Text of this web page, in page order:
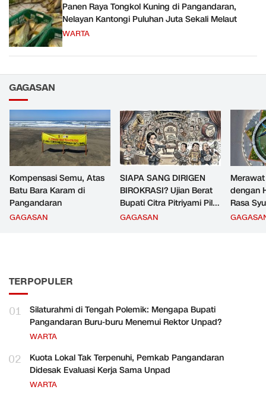
Panen Raya Tongkol Kuning di Pangandaran,
Nelayan Kantongi Puluhan Juta Sekali Melaut
WARTA
GAGASAN
Kompensasi Semu, Atas
Batu Bara Karam di
Pangandaran
GAGASAN
SIAPA SANG DIRIGEN
BIROKRASI? Ujian Berat
Bupati Citra Pitriyami Pilih
Komandan PNS
GAGASAN
dengan
Rasa
TERPOPULER
01
Silaturahmi di Tengah Polemik: Mengapa Bupati
Pangandaran Buru-buru Menemui Rektor Unpad?
WARTA
02
Kuota Lokal Tak Terpenuhi, Pemkab Pangandaran
Didesak Evaluasi Kerja Sama Unpad
WARTA